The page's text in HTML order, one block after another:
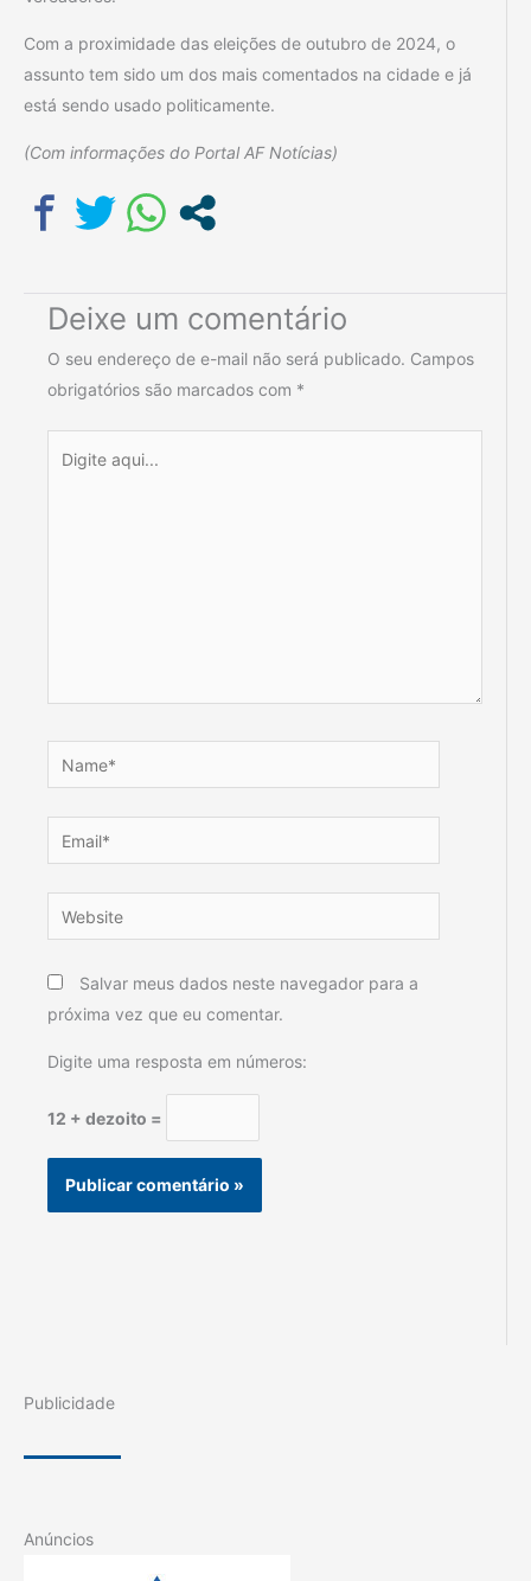
Com a proximidade das eleições de outubro de 2024, o
assunto tem sido um dos mais comentados na cidade e já
está sendo usado politicamente.
(Com informações do Portal AF Notícias)
Deixe um comentário
O seu endereço de e-mail não será publicado. Campos
obrigatórios são marcados com *
aqui...
Email*
Website
Salvar meus dados neste navegador para a
próxima vez que eu comentar.
Digite uma resposta em números:
12 + dezoito =
Publicidade
Anúncios